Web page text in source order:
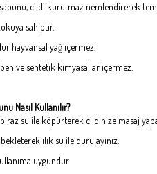
cildi kurutmaz nemlendirerek
sahiptir.
hayvansal yağ içermez.
ve sentetik kimyasallar içermez.
Nasıl Kullanılır?
su ile köpürterek cildinize masaj
ılık su ile durulayınız.
uygundur.